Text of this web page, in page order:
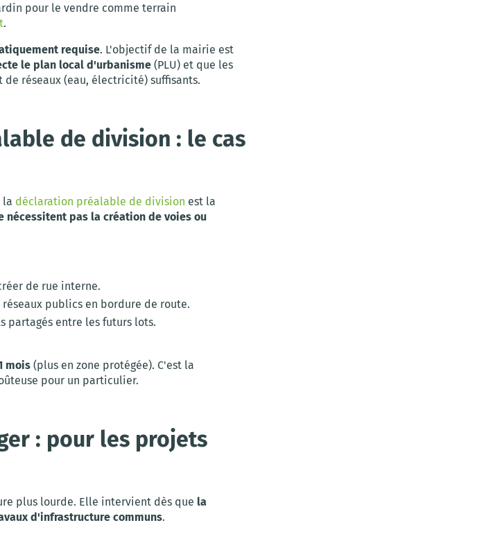
pour le vendre comme terrain
.
requise. L'objectif de la mairie est
le plan local d'urbanisme (PLU) et que les
réseaux (eau, électricité) suffisants.
de division : le cas
la déclaration préalable de division est la
nécessitent pas la création de voies ou
de rue interne.
publics en bordure de route.
partagés entre les futurs lots.
mois (plus en zone protégée). C'est la
pour un particulier.
: pour les projets
plus lourde. Elle intervient dès que la
d'infrastructure communs.